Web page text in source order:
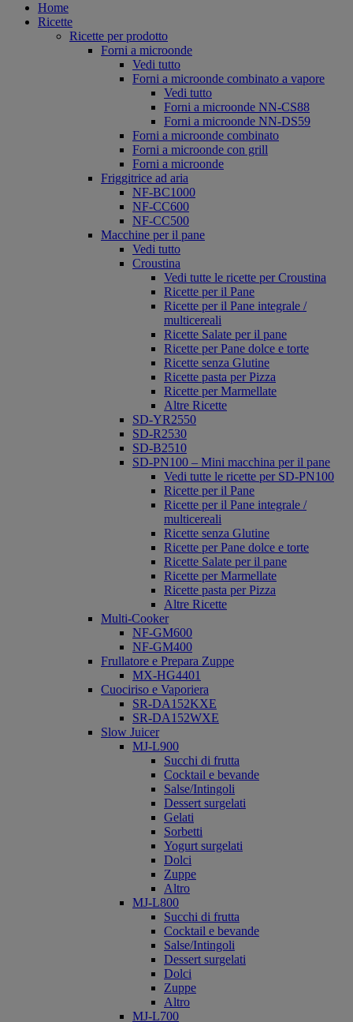
Home
Ricette
Ricette per prodotto
Forni a microonde
Vedi tutto
Forni a microonde combinato a vapore
Vedi tutto
Forni a microonde NN-CS88
Forni a microonde NN-DS59
Forni a microonde combinato
Forni a microonde con grill
Forni a microonde
Friggitrice ad aria
NF-BC1000
NF-CC600
NF-CC500
Macchine per il pane
Vedi tutto
Croustina
Vedi tutte le ricette per Croustina
Ricette per il Pane
Ricette per il Pane integrale /
multicereali
Ricette Salate per il pane
Ricette per Pane dolce e torte
Ricette senza Glutine
Ricette pasta per Pizza
Ricette per Marmellate
Altre Ricette
SD-YR2550
SD-R2530
SD-B2510
SD-PN100 – Mini macchina per il pane
Vedi tutte le ricette per SD-PN100
Ricette per il Pane
Ricette per il Pane integrale /
multicereali
Ricette senza Glutine
Ricette per Pane dolce e torte
Ricette Salate per il pane
Ricette per Marmellate
Ricette pasta per Pizza
Altre Ricette
Multi-Cooker
NF-GM600
NF-GM400
Frullatore e Prepara Zuppe
MX-HG4401
Cuociriso e Vaporiera
SR-DA152KXE
SR-DA152WXE
Slow Juicer
MJ-L900
Succhi di frutta
Cocktail e bevande
Salse/Intingoli
Dessert surgelati
Gelati
Sorbetti
Yogurt surgelati
Dolci
Zuppe
Altro
MJ-L800
Succhi di frutta
Cocktail e bevande
Salse/Intingoli
Dessert surgelati
Dolci
Zuppe
Altro
MJ-L700